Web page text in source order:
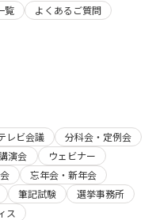
覧
よくあるご質問
レビ会議
分科会・定例会
演会
ウェビナー
忘年会・新年会
筆記試験
選挙事務所
ス